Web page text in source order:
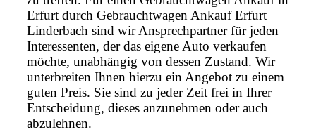
Erfurt durch Gebrauchtwagen Ankauf Erfurt
Linderbach sind wir Ansprechpartner für jeden
Interessenten, der das eigene Auto verkaufen
möchte, unabhängig von dessen Zustand. Wir
unterbreiten Ihnen hierzu ein Angebot zu einem
guten Preis. Sie sind zu jeder Zeit frei in Ihrer
Entscheidung, dieses anzunehmen oder auch
abzulehnen.